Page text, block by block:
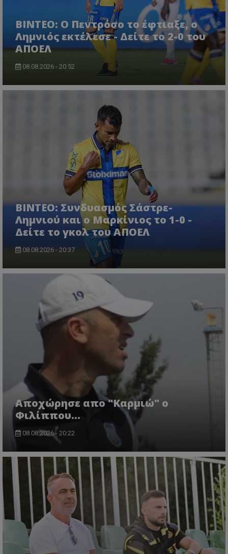
ΒΙΝΤΕΟ: Ο Πεντρόσο το έφτιαξε, ο
Λημνιός εκτέλεσε - Δείτε το 2-0 του
ΑΠΟΕΛ
08.08.2026 - 20:52
ΒΙΝΤΕΟ: Συνδυασμός Σάστρε-
Λημνιού και ο Μαρκίνιος το 1-0 -
Δείτε το γκολ του ΑΠΟΕΛ
08.08.2026 - 20:37
Aποχώρησε απο "Καρμιώ" ο
Φιλίππου...
08.08.2026 - 20:22